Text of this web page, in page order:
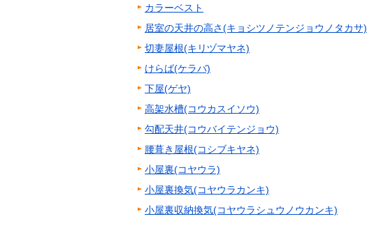
カラーベスト
居室の天井の高さ(キョシツノテンジョウノタカサ)
切妻屋根(キリヅマヤネ)
けらば(ケラバ)
下屋(ゲヤ)
高架水槽(コウカスイソウ)
勾配天井(コウバイテンジョウ)
腰葺き屋根(コシブキヤネ)
小屋裏(コヤウラ)
小屋裏換気(コヤウラカンキ)
小屋裏収納換気(コヤウラシュウノウカンキ)